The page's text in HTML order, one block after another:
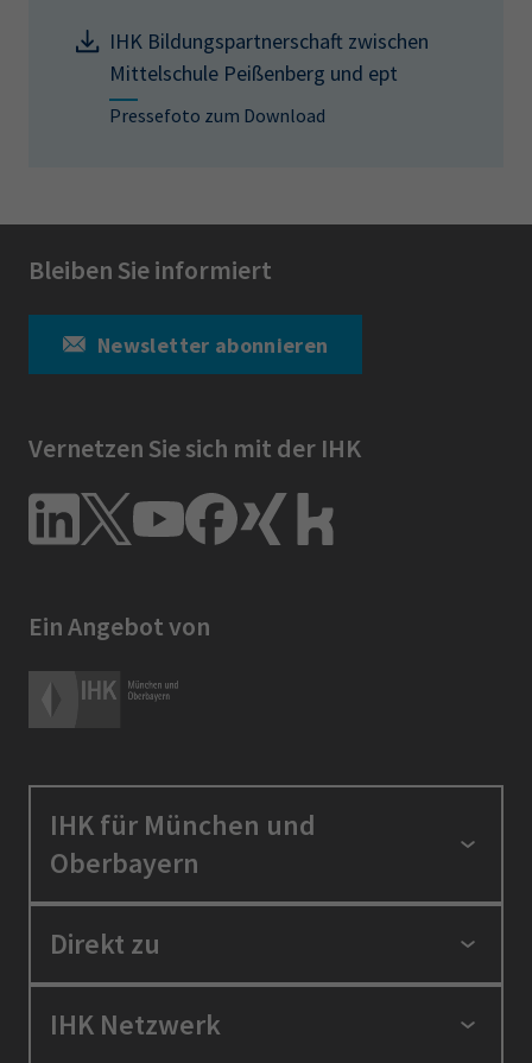
IHK Bildungspartnerschaft zwischen
Mittelschule Peißenberg und ept
Pressefoto zum Download
Bleiben Sie informiert
Newsletter abonnieren
Vernetzen Sie sich mit der IHK
Ein Angebot von
IHK für München und
Oberbayern
Standortpolitik
Berufszugang
Direkt zu
Positionen
IHK Netzwerk